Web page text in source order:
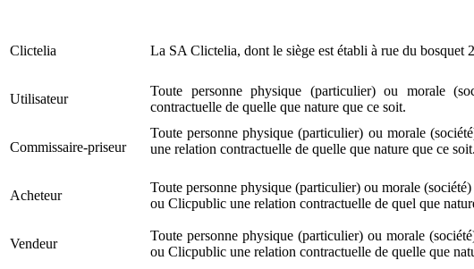
Clictelia La SA Clictelia, dont le siège est établi à rue du bosquet
Utilisateur
Toute personne physique (particulier) ou morale
contractuelle de quelle que nature que ce soit.
Commissaire-priseur
Toute personne physique (particulier) ou morale
une relation contractuelle de quelle que nature que ce soit.
Acheteur
Toute personne physique (particulier) ou morale
ou Clicpublic une relation contractuelle de quel que
Vendeur
Toute personne physique (particulier) ou morale
ou Clicpublic une relation contractuelle de quelle que